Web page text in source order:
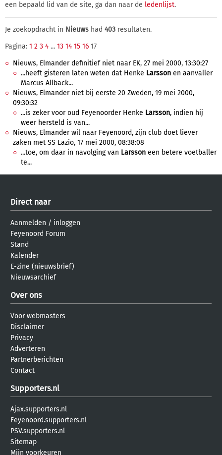
een bepaald lid van de site, ga dan naar de ledenlijst.
Je zoekopdracht in Nieuws had 403 resultaten.
Pagina: 1 2 3 4 ... 13 14 15 16 17
Nieuws, Elmander definitief niet naar EK, 27 mei 2000, 13:30:27
...heeft gisteren laten weten dat Henke Larsson en aanvaller
Marcus Allback...
Nieuws, Elmander niet bij eerste 20 Zweden, 19 mei 2000,
09:30:32
...is zeker voor oud Feyenoorder Henke Larsson, indien hij
weer hersteld is van...
Nieuws, Elmander wil naar Feyenoord, zijn club doet liever
zaken met SS Lazio, 17 mei 2000, 08:38:08
...toe, om daar in navolging van Larsson een betere voetballer
te...
Direct naar
Aanmelden / inloggen
Feyenoord Forum
Stand
Kalender
E-zine (nieuwsbrief)
Nieuwsarchief
Over ons
Voor webmasters
Disclaimer
Privacy
Adverteren
Partnerberichten
Contact
Supporters.nl
Ajax.supporters.nl
Feyenoord.supporters.nl
PSV.supporters.nl
Sitemap
Mijn voorkeuren